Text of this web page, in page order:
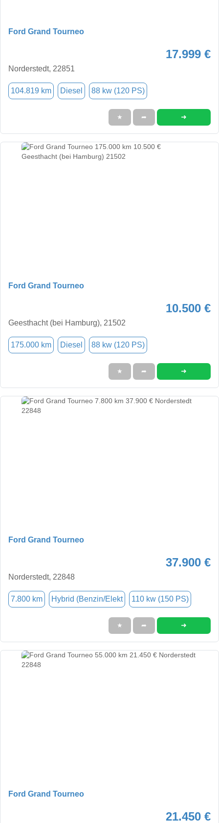
Ford Grand Tourneo
17.999 €
Norderstedt, 22851
104.819 km Diesel 88 kw (120 PS)
★ ➦ ➜
Ford Grand Tourneo
10.500 €
Geesthacht (bei Hamburg), 21502
175.000 km Diesel 88 kw (120 PS)
★ ➦ ➜
Ford Grand Tourneo
37.900 €
Norderstedt, 22848
7.800 km Hybrid (Benzin/Elekt 110 kw (150 PS)
★ ➦ ➜
Ford Grand Tourneo
21.450 €